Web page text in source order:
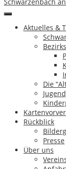
Aktuelles &
Die
Rückblick
Presse
Über uns
←Al – Homeoffice
Ein Traum von
Impressum &
Copyright by
Aktuelles &
Die